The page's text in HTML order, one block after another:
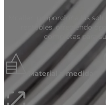
Mcallen proporciona las
rentables, ofreciendo
completas para
Material a medida